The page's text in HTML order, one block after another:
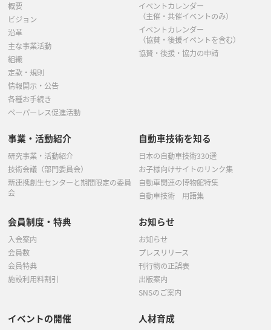
概要
ビジョン
沿革
主な事業活動
組織
定款・規則
情報開示・公告
各種お手続き
ペーパーレス促進活動
イベントカレンダー
（主催・共催イベントのみ）
イベントカレンダー
（協賛・後援イベントを含む）
協賛・後援・協力の申請
事業・活動紹介
研究事業・活動紹介
技術会議（部門委員会）
新連携創生センターと期間限定の委員
会
自動車技術を知る
日本の自動車技術330選
お子様向けサイトのリンク集
自動車関連の博物館特集
自動車技術 用語集
会員制度・特典
入会案内
会員数
会員特典
施設利用料割引
お知らせ
お知らせ
プレスリリース
刊行物の正誤表
出版案内
SNSのご案内
イベントの開催 人材育成